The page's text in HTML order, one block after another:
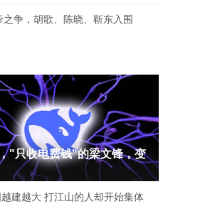
之争，胡歌、陈晓、靳东入围
"只收电费钱"的梁文锋，变
建越大 打江山的人却开始集体